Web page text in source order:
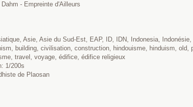
- Empreinte d'Ailleurs
Asie, Asie du Sud-Est, EAP, ID, IDN, Indonesia,
building, civilisation, construction, hindouisme, hinduism,
travel, voyage, édifice, édifice religieux
1/200s
de Plaosan